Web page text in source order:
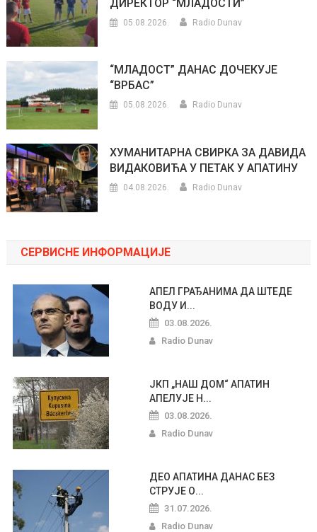
ДИРЕКТОР “МЛАДОСТИ”
05.08.2026. Radio Dunav
“МЛАДОСТ” ДАНАС ДОЧЕКУЈЕ
“ВРБАС”
05.08.2026. Radio Dunav
ХУМАНИТАРНА СВИРКА ЗА ДАВИДА
ВИДАКОВИЋА У ПЕТАК У АПАТИНУ
04.08.2026. Radio Dunav
СЕРВИСНЕ ИНФОРМАЦИЈЕ
АПЕЛ ГРАЂАНИМА ДА ШТЕДЕ
ВОДУ И...
03.08.2026.
Radio Dunav
ЈКП „НАШ ДОМ“ АПАТИН
АПЕЛУЈЕ Н...
03.08.2026.
Radio Dunav
ДЕО АПАТИНА ДАНАС БЕЗ
СТРУЈЕ О...
31.07.2026.
Radio Dunav